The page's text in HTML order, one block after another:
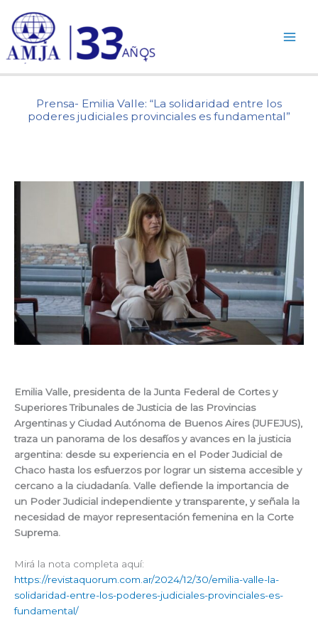
contenido
Prensa- Emilia Valle: “La solidaridad entre los
poderes judiciales provinciales es fundamental”
Emilia Valle, presidenta de la Junta Federal de Cortes y
Superiores Tribunales de Justicia de las Provincias
Argentinas y Ciudad Autónoma de Buenos Aires (JUFEJUS),
traza un panorama de los desafíos y avances en la justicia
argentina: desde su experiencia en el Poder Judicial de
Chaco hasta los esfuerzos por lograr un sistema accesible y
cercano a la ciudadanía. Valle defiende la importancia de
un Poder Judicial independiente y transparente, y señala la
necesidad de mayor representación femenina en la Corte
Suprema.
Mirá la nota completa aquí:
https://revistaquorum.com.ar/2024/12/30/emilia-valle-la-
solidaridad-entre-los-poderes-judiciales-provinciales-es-
fundamental/